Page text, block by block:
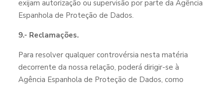
exijam autorização ou supervisão por parte da Agência
Espanhola de Proteção de Dados.
9.- Reclamações.
Para resolver qualquer controvérsia nesta matéria
decorrente da nossa relação, poderá dirigir-se à
Agência Espanhola de Proteção de Dados, como